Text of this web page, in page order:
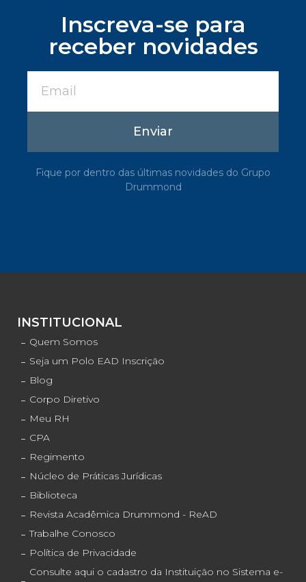
Inscreva-se para
receber novidades
Enviar
Fique por dentro das últimas novidades do Grupo
Drummond
INSTITUCIONAL
Quem Somos
Seja um Polo EAD Inscrição
Blog
Corpo Diretivo
Meu RH
CPA
Regimento
Núcleo de Práticas Jurídicas
Biblioteca
Revista Acadêmica Drummond - ReAD
Trabalhe Conosco
Política de Privacidade
Consulte aqui o cadastro da Instituição no Sistema e-